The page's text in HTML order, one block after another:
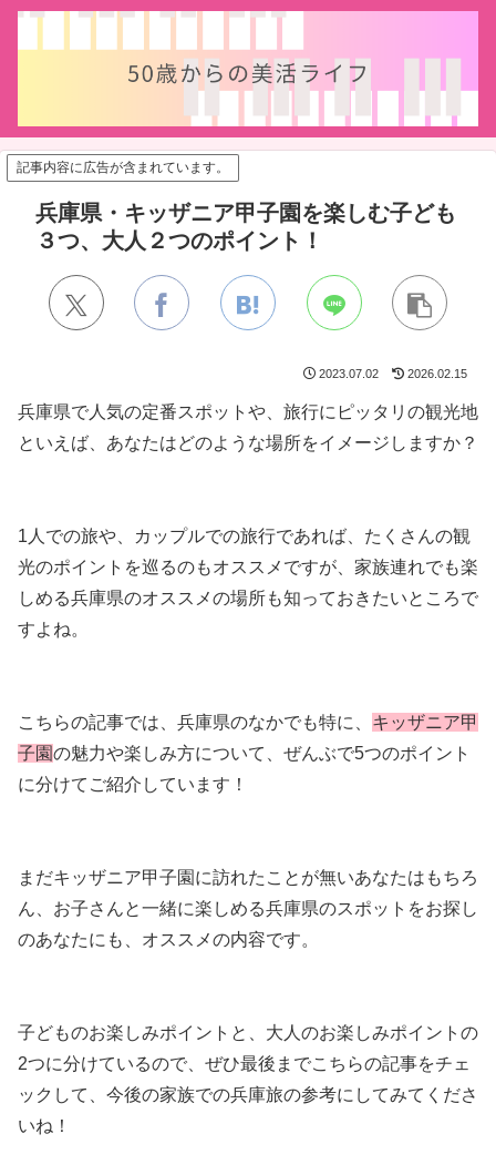
記事内容に広告が含まれています。
兵庫県・キッザニア甲子園を楽しむ子ども
３つ、大人２つのポイント！
2023.07.02 2026.02.15
兵庫県で人気の定番スポットや、旅行にピッタリの観光地
といえば、あなたはどのような場所をイメージしますか？
1人での旅や、カップルでの旅行であれば、たくさんの観
光のポイントを巡るのもオススメですが、家族連れでも楽
しめる兵庫県のオススメの場所も知っておきたいところで
すよね。
こちらの記事では、兵庫県のなかでも特に、 キッザニア甲
子園の魅力や楽しみ方について、ぜんぶで5つのポイント
に分けてご紹介しています！
まだキッザニア甲子園に訪れたことが無いあなたはもちろ
ん、お子さんと一緒に楽しめる兵庫県のスポットをお探し
のあなたにも、オススメの内容です。
子どものお楽しみポイントと、大人のお楽しみポイントの
2つに分けているので、ぜひ最後までこちらの記事をチェ
ックして、今後の家族での兵庫旅の参考にしてみてくださ
いね！